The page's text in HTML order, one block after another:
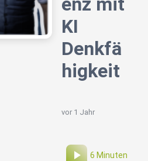
KI
Denkfä
higkeit
vor 1 Jahr
6 Minuten